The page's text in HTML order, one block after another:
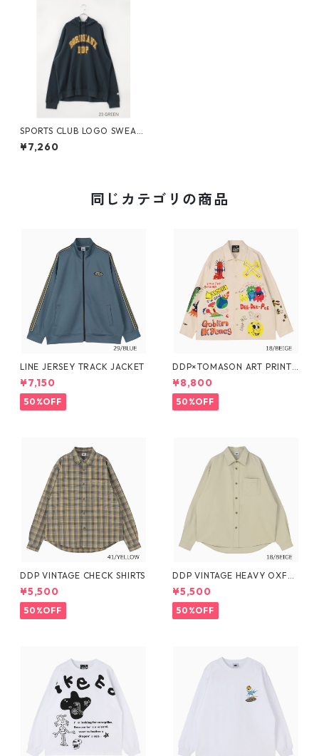
SPORTS CLUB LOGO SWEAT
PARKA_Martinez
¥7,260
同じカテゴリの商品
LINE JERSEY TRACK JACKET
¥7,150
50%OFF
DDP×TOMASON ART PRINT
COVERALL
¥8,800
50%OFF
DDP VINTAGE CHECK SHIRTS
¥5,500
50%OFF
DDP VINTAGE HEAVY OXFO
RD SHIRTS
¥5,500
50%OFF